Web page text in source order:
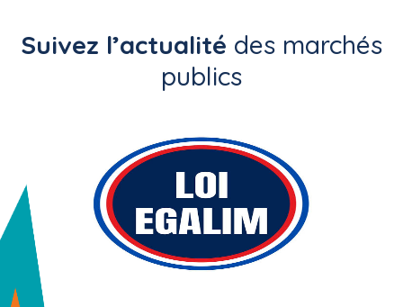
Suivez l’actualité des marchés
publics